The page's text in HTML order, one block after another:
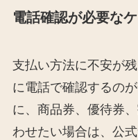
電話確認が必要な
支払い方法に不安が
に電話で確認するの
に、商品券、優待券
わせたい場合は、公